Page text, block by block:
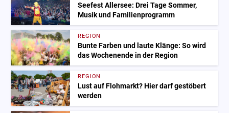
Seefest Allersee: Drei Tage Sommer,
Musik und Familienprogramm
REGION
Bunte Farben und laute Klänge: So wird
das Wochenende in der Region
REGION
Lust auf Flohmarkt? Hier darf gestöbert
werden